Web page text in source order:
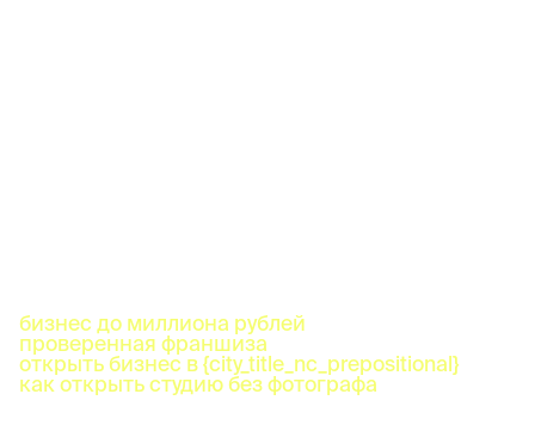
бизнес до миллиона рублей
проверенная франшиза
открыть бизнес в {city_title_nc_prepositional}
как открыть студию без фотографа